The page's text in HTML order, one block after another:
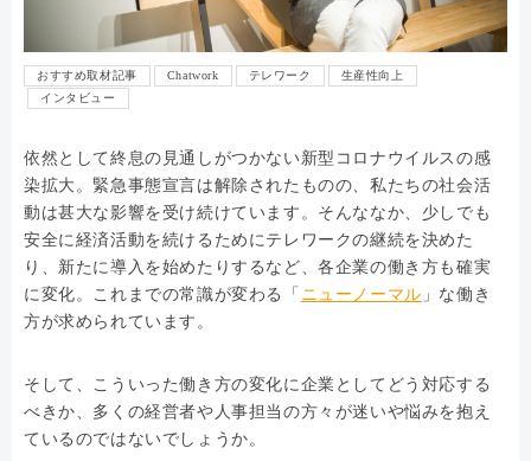
おすすめ取材記事 Chatwork テレワーク
生産性向上
インタビュー
依然として終息の見通しがつかない新型コロナウイルスの感
染拡大。緊急事態宣言は解除されたものの、私たちの社会活
動は甚大な影響を受け続けています。そんななか、少しでも
安全に経済活動を続けるためにテレワークの継続を決めた
り、新たに導入を始めたりするなど、各企業の働き方も確実
に変化。これまでの常識が変わる「 ニューノーマル 」な働き
方が求められています。
そして、こういった働き方の変化に企業としてどう対応する
べきか、多くの経営者や人事担当の方々が迷いや悩みを抱え
ているのではないでしょうか。